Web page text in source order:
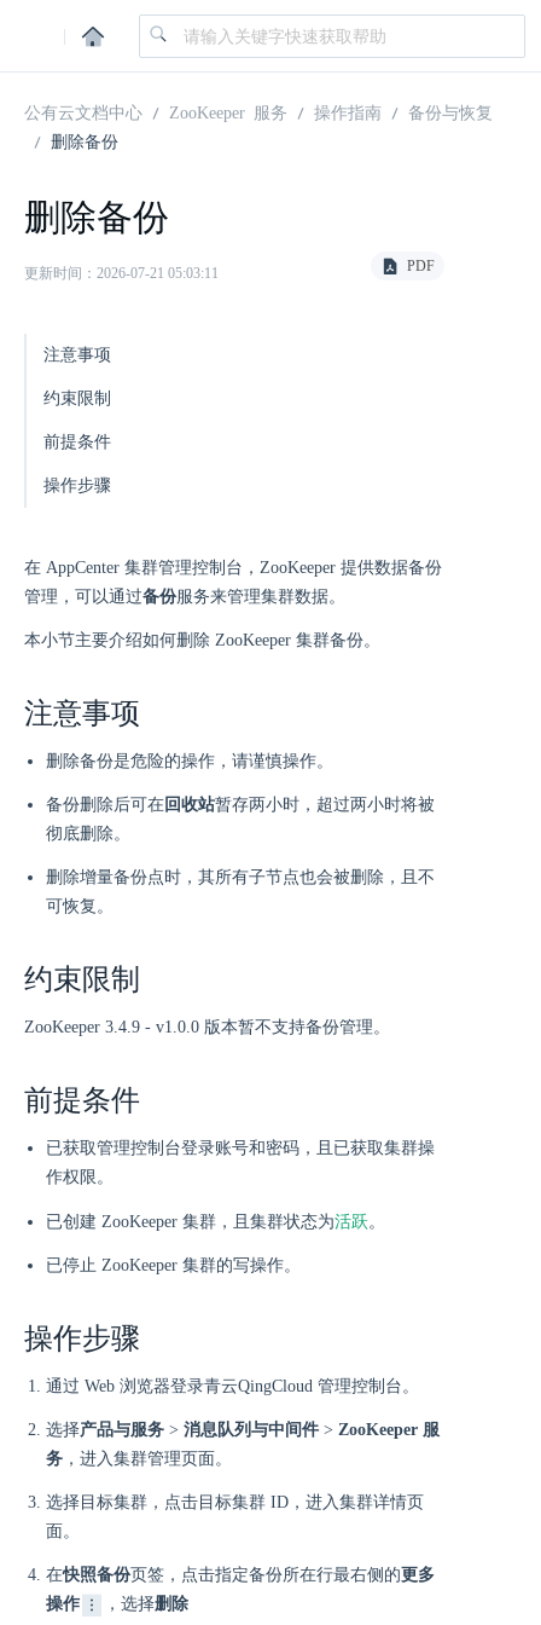
|
公有云文档中心 ZooKeeper 服务 操作指南
备份与恢复
删除备份
删除备份
更新时间：2026-07-21 05:03:11 PDF
注意事项
约束限制
前提条件
操作步骤
在 AppCenter 集群管理控制台，ZooKeeper 提供数据备份
管理，可以通过备份服务来管理集群数据。
本小节主要介绍如何删除 ZooKeeper 集群备份。
注意事项
删除备份是危险的操作，请谨慎操作。
备份删除后可在回收站暂存两小时，超过两小时将被
彻底删除。
删除增量备份点时，其所有子节点也会被删除，且不
可恢复。
约束限制
ZooKeeper 3.4.9 - v1.0.0 版本暂不支持备份管理。
前提条件
已获取管理控制台登录账号和密码，且已获取集群操
作权限。
已创建 ZooKeeper 集群，且集群状态为活跃。
已停止 ZooKeeper 集群的写操作。
操作步骤
通过 Web 浏览器登录青云QingCloud 管理控制台。
选择产品与服务 > 消息队列与中间件 > ZooKeeper 服
务 ，进入集群管理页面。
选择目标集群，点击目标集群 ID，进入集群详情页
面。
在快照备份页签，点击指定备份所在行最右侧的更多
操作
，选择删除